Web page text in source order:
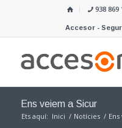
938 869
Accesor -
Ens veiem a Sicur
Ets aquí: Inici / Notícies /